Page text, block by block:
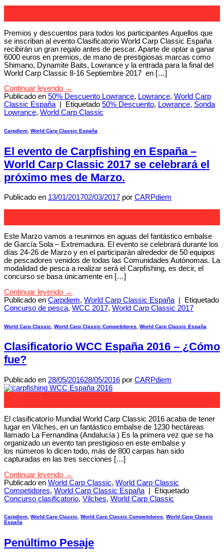
Premios y descuentos para todos los participantes Aquellos que
se inscriban al evento Clasificatorio World Carp Classic España
recibirán un gran regalo antes de pescar. Aparte de optar a ganar
6000 euros en premios, de mano de prestigiosas marcas como
Shimano, Dynamite Baits, Lowrance y la entrada para la final del
World Carp Classic 8-16 Septiembre 2017 en […]
Continuar leyendo →
Publicado en 50% Descuento Lowrance, Lowrance, World Carp
Classic España
Etiquetado 50% Descuento, Lowrance, Sonda
Lowrance, World Carp Classic
Carpdiem World Carp Classic España
El evento de Carpfishing en España –
World Carp Classic 2017 se celebrará el
próximo mes de Marzo.
Publicado en 13/01/201702/03/2017 por CARPdiem
Este Marzo vamos a reunirnos en aguas del fantástico embalse
de García Sola – Extremadura. El evento se celebrará durante los
días 24-26 de Marzo y en el participarán alrededor de 50 equipos
de pescadores venidos de todas las Comunidades Autónomas. La
modalidad de pesca a realizar será el Carpfishing, es decir, el
concurso se basa únicamente en […]
Continuar leyendo →
Publicado en Carpdiem, World Carp Classic España
Etiquetado
Concurso de pesca, WCC 2017, World Carp Classic 2017
World Carp Classic World Carp Classic Competidores World Carp Classic España
Clasificatorio WCC España 2016 – ¿Cómo
fue?
Publicado en 28/05/201628/05/2016 por CARPdiem
El clasificatorío Mundial World Carp Classic 2016 acaba de tener
lugar en Vilches, en un fantástico embalse de 1230 hectáreas
llamado La Fernandina (Andalucía ) Es la primera vez que se ha
organizado un evento tan prestigioso en este embalse y
los números lo dicen todo, más de 800 carpas han sido
capturadas en las tres secciones […]
Continuar leyendo →
Publicado en World Carp Classic, World Carp Classic
Competidores, World Carp Classic España
Etiquetado
Concurso clasificatorio, Vilches, World Carp Classic
Carpdiem, World Carp Classic, World Carp Classic Competidores, World Carp Classic
España
Penúltimo Pesaje